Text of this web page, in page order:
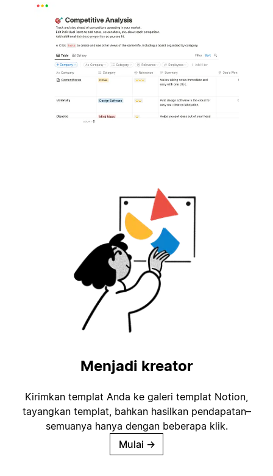
Menjadi kreator
Kirimkan templat Anda ke galeri templat Notion,
tayangkan templat, bahkan hasilkan pendapatan–
semuanya hanya dengan beberapa klik.
Mulai →